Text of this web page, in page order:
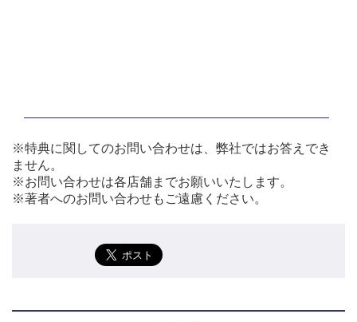
※特典に関してのお問い合わせは、弊社ではお答えでき
ません。
※お問い合わせは各店舗までお願いいたします。
※著者へのお問い合わせもご遠慮ください。